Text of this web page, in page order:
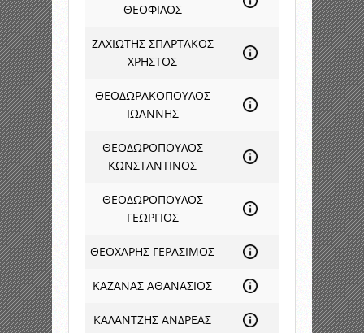
ΘΕΟΦΙΛΟΣ
ΖΑΧΙΩΤΗΣ ΣΠΑΡΤΑΚΟΣ
ΧΡΗΣΤΟΣ
ΘΕΟΔΩΡΑΚΟΠΟΥΛΟΣ
ΙΩΑΝΝΗΣ
ΘΕΟΔΩΡΟΠΟΥΛΟΣ
ΚΩΝΣΤΑΝΤΙΝΟΣ
ΘΕΟΔΩΡΟΠΟΥΛΟΣ
ΓΕΩΡΓΙΟΣ
ΘΕΟΧΑΡΗΣ ΓΕΡΑΣΙΜΟΣ
ΚΑΖΑΝΑΣ ΑΘΑΝΑΣΙΟΣ
ΚΑΛΑΝΤΖΗΣ ΑΝΔΡΕΑΣ